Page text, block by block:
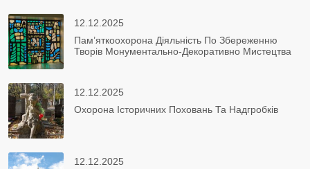
12.12.2025
Пам’яткоохорона Діяльність По Збереженню
Творів Монументально-Декоративно Мистецтва
12.12.2025
Охорона Історичних Поховань Та Надгробків
12.12.2025